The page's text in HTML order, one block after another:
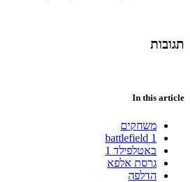
תגובות
In this article
משחקים
battlefield 1
באטלפילד 1
גרסת אלפא
הדלפה